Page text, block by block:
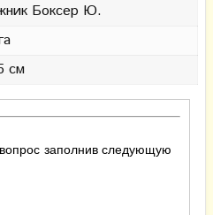
Боксер Ю.
см
заполнив следующую